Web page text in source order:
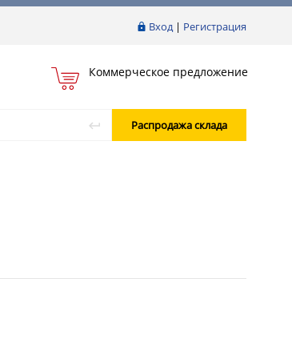
Вход| Регистрация
Коммерческое предложение
Распродажа склада